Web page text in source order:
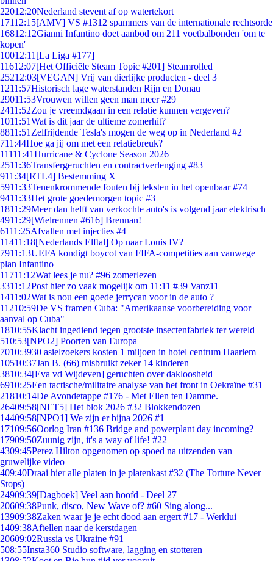
22012:20Nederland stevent af op watertekort
17112:15[AMV] VS #1312 spammers van de internationale rechtsorde
16812:12Gianni Infantino doet aanbod om 211 voetbalbonden 'om te
kopen'
10012:11 [La Liga #177]
11612:07[Het Officiële Steam Topic #201] Steamrolled
25212:03[VEGAN] Vrij van dierlijke producten - deel 3
1211:57Historisch lage waterstanden Rijn en Donau
29011:53Vrouwen willen geen man meer #29
2411:52Zou je vreemdgaan in een relatie kunnen vergeven?
1011:51Wat is dit jaar de ultieme zomerhit?
8811:51 Zelfrijdende Tesla's mogen de weg op in Nederland #2
711:44Hoe ga jij om met een relatiebreuk?
11111:41Hurricane & Cyclone Season 2026
2511:36Transfergeruchten en contractverlenging #83
911:34[RTL4] Bestemming X
5911:33Tenenkrommende fouten bij teksten in het openbaar #74
9411:33Het grote goedemorgen topic #3
1811:29Meer dan helft van verkochte auto's is volgend jaar elektrisch
4911:29[Wielrennen #616] Brennan!
6111:25Afvallen met injecties #4
11411:18[Nederlands Elftal] Op naar Louis IV?
7911:13UEFA kondigt boycot van FIFA-competities aan vanwege
plan Infantino
11711:12Wat lees je nu? #96 zomerlezen
3311:12Post hier zo vaak mogelijk om 11:11 #39 Vanz11
1411:02Wat is nou een goede jerrycan voor in de auto ?
11210:59De VS framen Cuba: "Amerikaanse voorbereiding voor
aanval op Cuba"
1810:55Klacht ingediend tegen grootste insectenfabriek ter wereld
510:53[NPO2] Poorten van Europa
7010:3930 asielzoekers kosten 1 miljoen in hotel centrum Haarlem
10510:37Jan B. (66) misbruikt zeker 14 kinderen
3810:34[Eva vd Wijdeven] geruchten over dakloosheid
6910:25Een tactische/militaire analyse van het front in Oekraïne #31
21810:14De Avondetappe #176 - Met Ellen ten Damme.
26409:58[NET5] Het blok 2026 #32 Blokkendozen
14409:58[NPO1] We zijn er bijna 2026 #1
17109:56Oorlog Iran #136 Bridge and powerplant day incoming?
17909:50Zuunig zijn, it's a way of life! #22
4309:45Perez Hilton opgenomen op spoed na uitzenden van
gruwelijke video
409:40Draai hier alle platen in je platenkast #32 (The Torture Never
Stops)
24909:39[Dagboek] Veel aan hoofd - Deel 27
20609:38Punk, disco, New Wave of? #60 Sing along...
13909:38Zaken waar je je echt dood aan ergert #17 - Werklui
1409:38Aftellen naar de kerstdagen
20609:02Russia vs Ukraine #91
508:55Insta360 Studio software, lagging en stotteren